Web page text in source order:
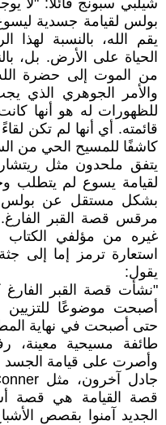
شيلبي سبونج قائلاً: "لا
بولس لقيامة جسدية ليسوع
يقم الله، بالنسبة
الحياة على الأرض. بل،
من الموت إلى حضرة
والأمر الجوهري الذي
للظهورات له هو أنها
قائمته. أي أنها لم تكن
كاشفًا للمسيح الحي من
يتفق ملحدون مثل
لقيامة يسوع لم يتطلب
بشكل مستقل عن بولس،
مرقس قصة القبر
غيره من مؤلفي الكتاب
استعارة ترمز إما إلى
يقول:
"نشأت قصة القبر الفارغ
أصبحت موضوعًا للتزيين
حتى أصبحت في نهاية
طائفة مسيحية معينة،
وأصرت على قيامة الجسد
قصة القيامة هي قصة